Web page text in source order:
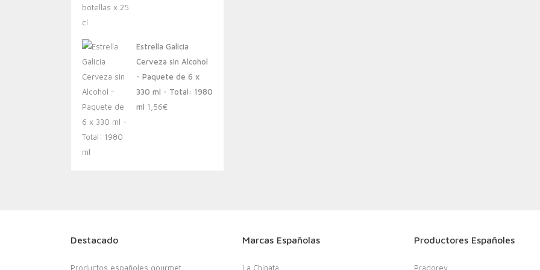
Estrella Galicia
Cerveza sin Alcohol
- Paquete de 6 x
330 ml - Total: 1980
ml 1,56€
Destacado
Productos españoles gourmet
Marcas Españolas
La Chinata
Productores Españoles
Pradorey